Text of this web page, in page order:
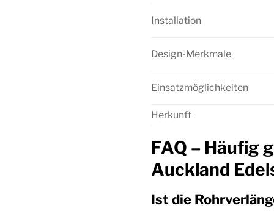
Installation
Design-Merkmale
Einsatzmöglichkeiten
Herkunft
FAQ – Häufig
Auckland
Ist die